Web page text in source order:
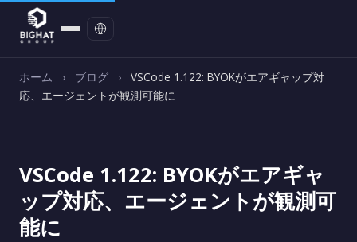
ホーム › ブログ ›
VSCode 1.122: BYOKがエアギャップ対
応、エージェントが観測可能に
VSCode 1.122: BYOKがエアギャ
ップ対応、エージェントが観測可
能に